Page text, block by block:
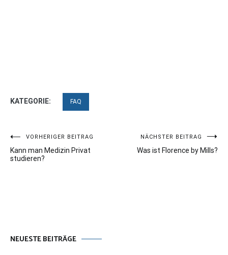
KATEGORIE: FAQ
Beitragsnavigation
VORHERIGER BEITRAG
Kann man Medizin Privat
studieren?
NÄCHSTER BEITRAG
Was ist Florence by Mills?
NEUESTE BEITRÄGE